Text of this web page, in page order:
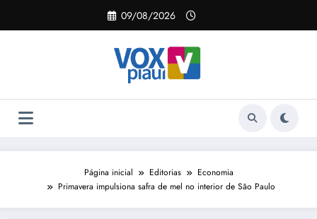
o
09/08/2026
Página inicial Editorias
Economia
Primavera impulsiona safra de mel no interior de São Paulo